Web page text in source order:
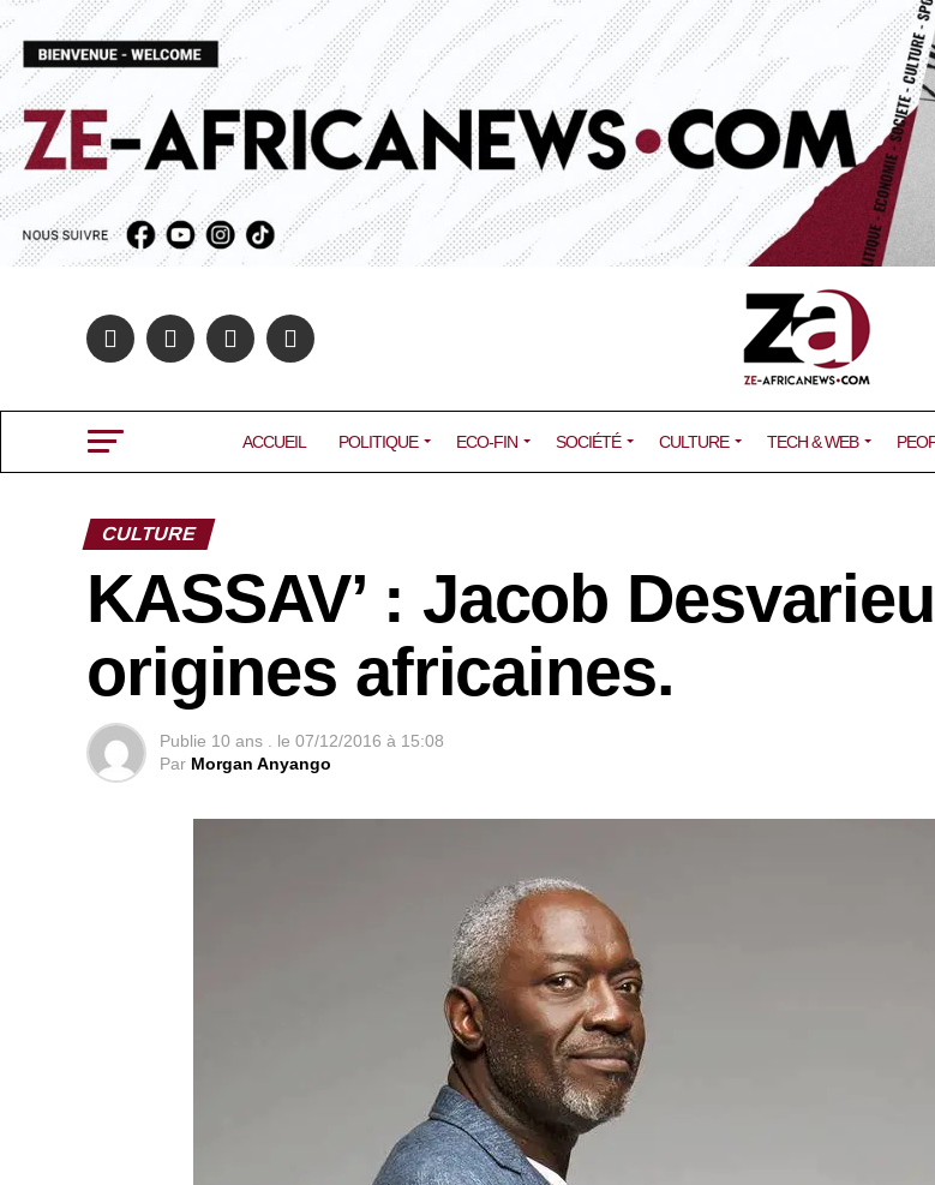
ACCUEIL POLITIQUE ECO-FIN SOCIÉTÉ CULTURE TECH & WEB
CULTURE
KASSAV’ : Jacob
origines africaines.
Publie 10 ans . le 07/12/2016 à 15:08
Par Morgan Anyango